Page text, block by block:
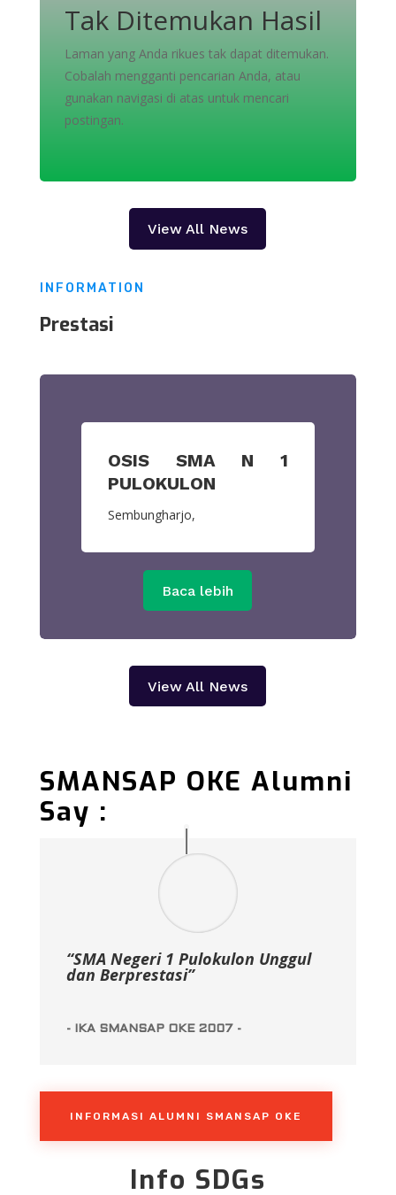
Tak Ditemukan Hasil
Laman yang Anda rikues tak dapat ditemukan.
Cobalah mengganti pencarian Anda, atau
gunakan navigasi di atas untuk mencari
postingan.
View All News
INFORMATION
Prestasi
OSIS SMA N 1
PULOKULON
Sembungharjo,
Baca lebih
View All News
SMANSAP OKE Alumni
Say :
“SMA Negeri 1 Pulokulon Unggul
dan Berprestasi”
- IKA SMANSAP OKE 2007 -
INFORMASI ALUMNI SMANSAP OKE
Info SDGs